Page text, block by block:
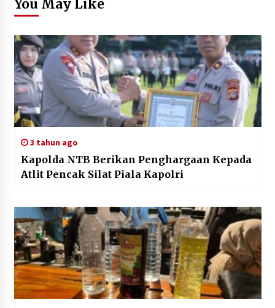
You May Like
3 tahun ago
Kapolda NTB Berikan Penghargaan Kepada
Atlit Pencak Silat Piala Kapolri